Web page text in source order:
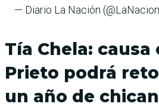
— Diario La Nación
Tía Chela: causa
Prieto podrá
un año de